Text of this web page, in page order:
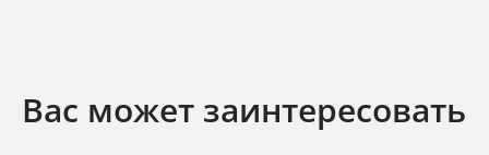
Вас может заинтересовать